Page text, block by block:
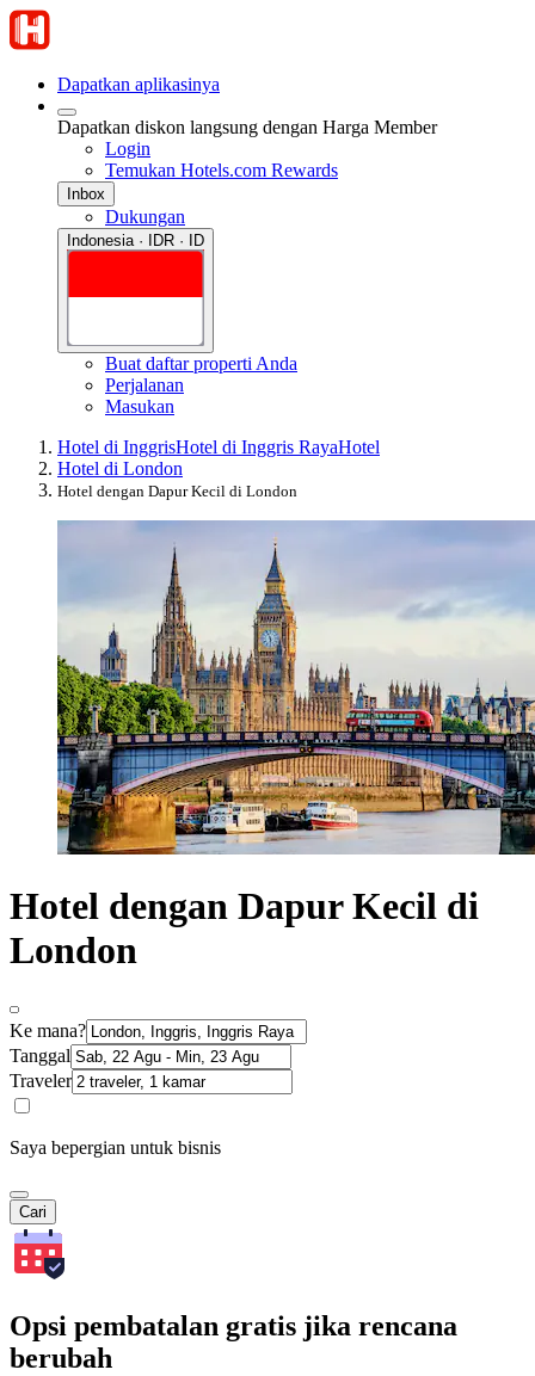
Dapatkan aplikasinya
Dapatkan diskon langsung dengan Harga Member
Login
Temukan Hotels.com Rewards
Inbox
Dukungan
Indonesia · IDR · ID
Buat daftar properti Anda
Perjalanan
Masukan
Hotel di InggrisHotel di Inggris RayaHotel
Hotel di London
Hotel dengan Dapur Kecil di London
Hotel dengan Dapur Kecil di
London
Ke mana?
Tanggal
Traveler
Saya bepergian untuk bisnis
Cari
Opsi pembatalan gratis jika rencana
berubah